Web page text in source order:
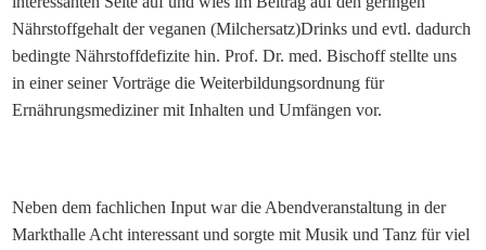
Nährstoffgehalt der veganen (Milchersatz)Drinks und evtl. dadurch
bedingte Nährstoffdefizite hin. Prof. Dr. med. Bischoff stellte uns
in einer seiner Vorträge die Weiterbildungsordnung für
Ernährungsmediziner mit Inhalten und Umfängen vor.
Neben dem fachlichen Input war die Abendveranstaltung in der
Markthalle Acht interessant und sorgte mit Musik und Tanz für viel